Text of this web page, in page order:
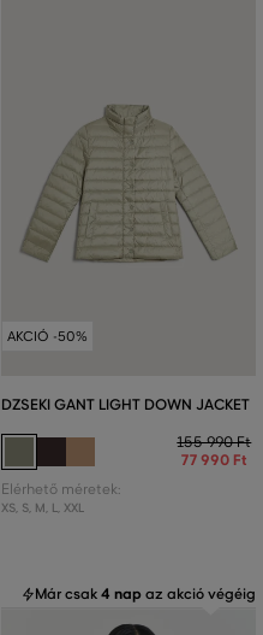
AKCIÓ -50%
DZSEKI GANT LIGHT DOWN JACKET
155 990 Ft
77 990 Ft
Elérhető méretek:
XS, S, M, L, XXL
Már csak4 nap az akció végéig